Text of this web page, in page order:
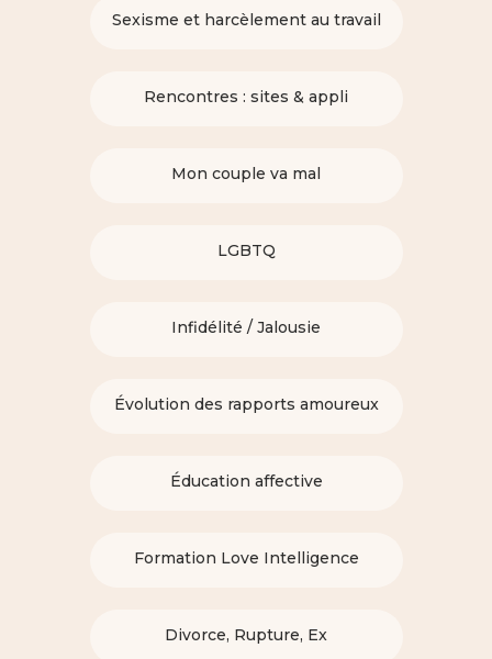
Sexisme et harcèlement au travail
Rencontres : sites & appli
Mon couple va mal
LGBTQ
Infidélité / Jalousie
Évolution des rapports amoureux
Éducation affective
Formation Love Intelligence
Divorce, Rupture, Ex